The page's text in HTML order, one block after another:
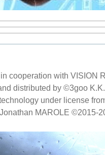
cooperation with VISION
distributed by ©3goo
under license
MAROLE ©2015-